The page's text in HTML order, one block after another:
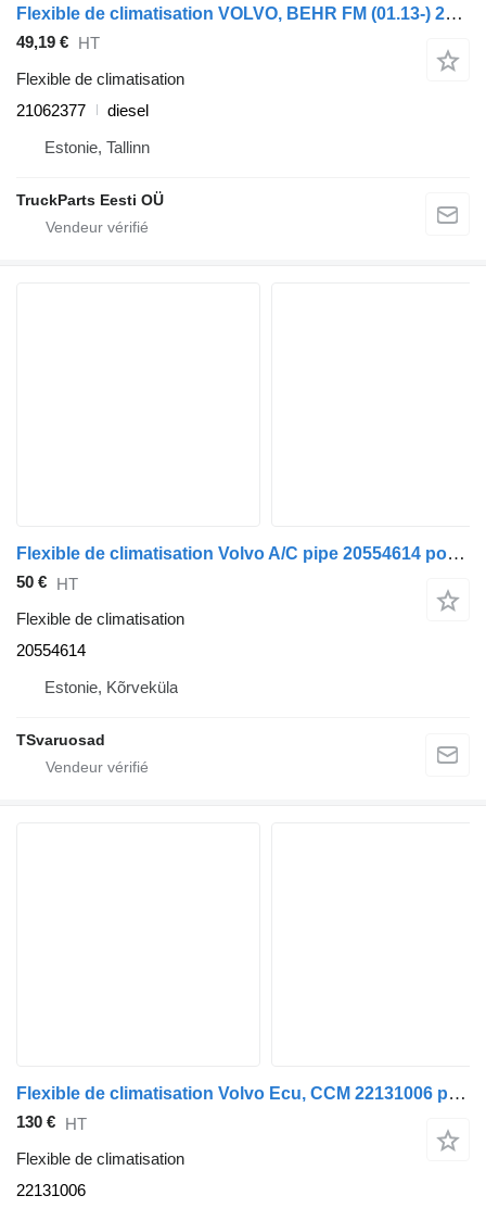
Flexible de climatisation VOLVO, BEHR FM (01.13-) 21062377 pour tracteur routier Volvo FH, FM, FMX-4 series (2013-)
49,19 € HT
Flexible de climatisation
21062377
diesel
Estonie, Tallinn
TruckParts Eesti OÜ
Flexible de climatisation Volvo A/C pipe 20554614 pour tracteur routier Volvo FH12
50 € HT
Flexible de climatisation
20554614
Estonie, Kõrveküla
TSvaruosad
Flexible de climatisation Volvo Ecu, CCM 22131006 pour tracteur routier Volvo FH
130 € HT
Flexible de climatisation
22131006